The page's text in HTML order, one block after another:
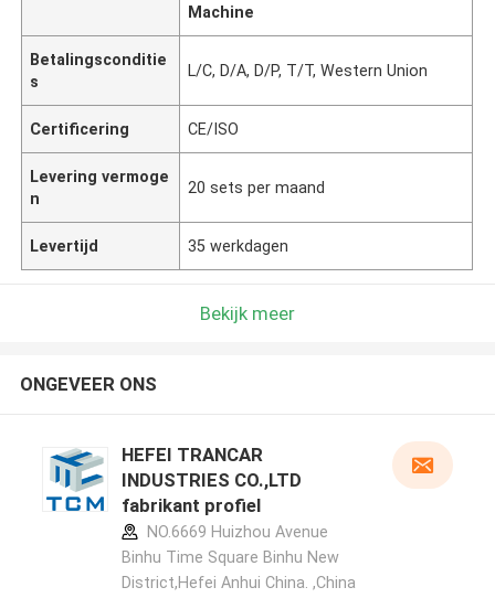
Machine
Betalingsconditie
s
L/C, D/A, D/P, T/T, Western Union
Certificering CE/ISO
Levering vermoge
n
20 sets per maand
Levertijd 35 werkdagen
Bekijk meer
ONGEVEER ONS
HEFEI TRANCAR
INDUSTRIES CO.,LTD
fabrikant profiel
NO.6669 Huizhou Avenue
Binhu Time Square Binhu New
District,Hefei Anhui China. ,China